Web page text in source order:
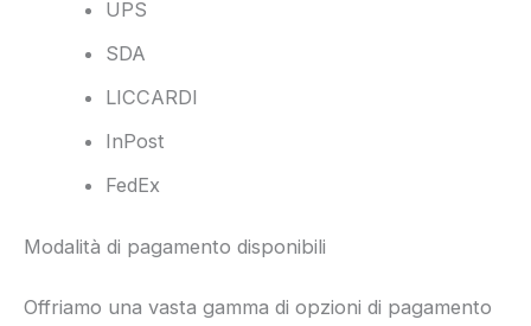
UPS
SDA
LICCARDI
InPost
FedEx
Modalità di pagamento disponibili
Offriamo una vasta gamma di opzioni di pagamento